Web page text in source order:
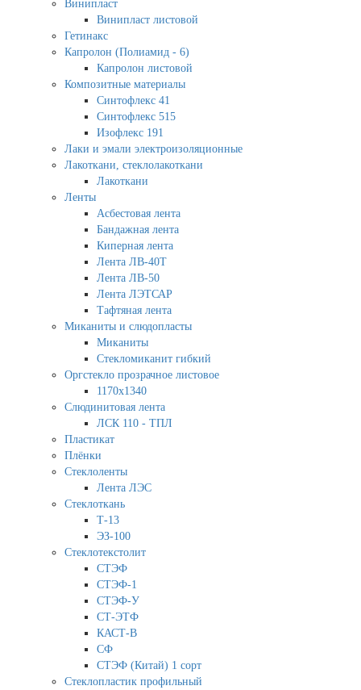
Винипласт
Винипласт листовой
Гетинакс
Капролон (Полиамид - 6)
Капролон листовой
Композитные материалы
Синтофлекс 41
Синтофлекс 515
Изофлекс 191
Лаки и эмали электроизоляционные
Лакоткани, стеклолакоткани
Лакоткани
Ленты
Асбестовая лента
Бандажная лента
Киперная лента
Лента ЛВ-40Т
Лента ЛВ-50
Лента ЛЭТСАР
Тафтяная лента
Миканиты и слюдопласты
Миканиты
Стекломиканит гибкий
Оргстекло прозрачное листовое
1170х1340
Слюдинитовая лента
ЛСК 110 - ТПЛ
Пластикат
Плёнки
Стеклоленты
Лента ЛЭС
Стеклоткань
Т-13
ЭЗ-100
Стеклотекстолит
СТЭФ
СТЭФ-1
СТЭФ-У
СТ-ЭТФ
КАСТ-В
СФ
СТЭФ (Китай) 1 сорт
Стеклопластик профильный